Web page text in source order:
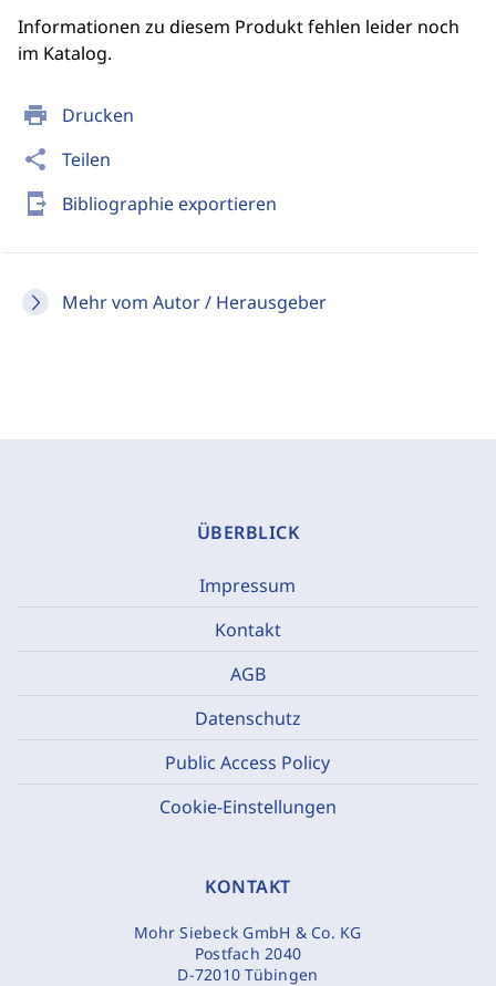
print Drucken
share Teilen
send_to_mobile Bibliographie exportieren
Mehr vom Autor / Herausgeber
Informationen zu diesem Produkt fehlen leider noch
im Katalog.
ÜBERBLICK
Impressum
Kontakt
AGB
Datenschutz
Public Access Policy
Cookie-Einstellungen
KONTAKT
Mohr Siebeck GmbH & Co. KG
Postfach 2040
D-72010 Tübingen